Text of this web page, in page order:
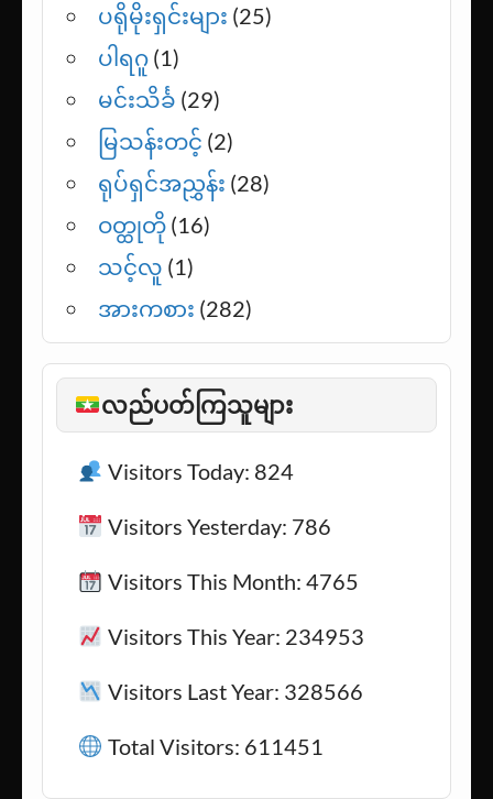
ပရိုမိုးရှင်းများ (25)
ပါရဂူ (1)
မင်းသိင်္ခ (29)
မြသန်းတင့် (2)
ရုပ်ရှင်အညွှန်း (28)
ဝတ္ထုတို (16)
သင့်လူ (1)
အားကစား (282)
လည်ပတ်ကြသူများ
Visitors Today: 824
Visitors Yesterday: 786
Visitors This Month: 4765
Visitors This Year: 234953
Visitors Last Year: 328566
Total Visitors: 611451